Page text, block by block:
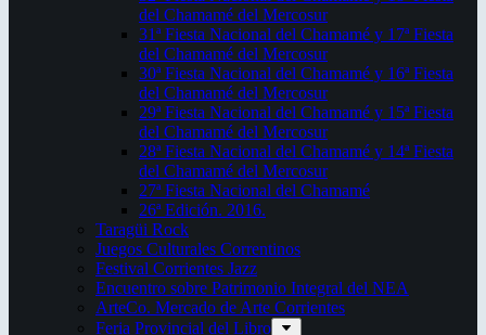
del Chamamé del Mercosur
31ª Fiesta Nacional del Chamamé y 17ª Fiesta
del Chamamé del Mercosur
30ª Fiesta Nacional del Chamamé y 16ª Fiesta
del Chamamé del Mercosur
29ª Fiesta Nacional del Chamamé y 15ª Fiesta
del Chamamé del Mercosur
28ª Fiesta Nacional del Chamamé y 14ª Fiesta
del Chamamé del Mercosur
27ª Fiesta Nacional del Chamamé
26ª Edición. 2016.
Taragüi Rock
Juegos Culturales Correntinos
Festival Corrientes Jazz
Encuentro sobre Patrimonio Integral del NEA
ArteCo. Mercado de Arte Corrientes
Feria Provincial del Libro